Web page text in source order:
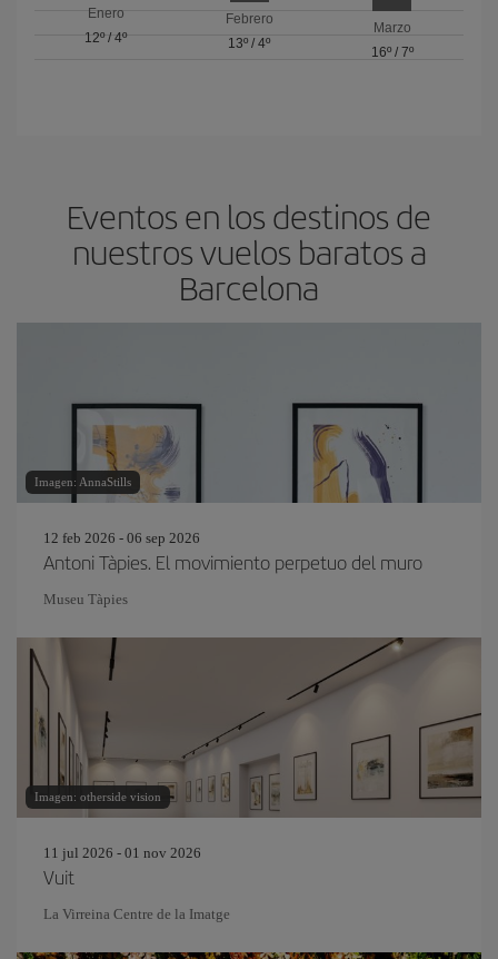
Enero
12º/4º
Febrero
13º / 4º
Marzo
16º/ 7º
Eventos en los destinos de
nuestros vuelos baratos a
Barcelona
Imagen: AnnaStills
12 feb 2026 - 06 sep 2026
Antoni Tàpies. El movimiento perpetuo del muro
Museu Tàpies
Imagen: otherside vision
11 jul 2026 - 01 nov 2026
Vuit
La Virreina Centre de la Imatge